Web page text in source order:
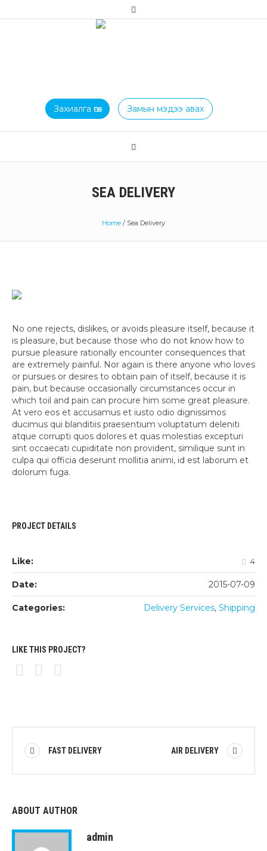
Захиалга өгөх Замын мэдээ авах
SEA DELIVERY
Home / Sea Delivery
No one rejects, dislikes, or avoids pleasure itself, because it
is pleasure, but because those who do not know how to
pursue pleasure rationally encounter consequences that
are extremely painful. Nor again is there anyone who loves
or pursues or desires to obtain pain of itself, because it is
pain, but because occasionally circumstances occur in
which toil and pain can procure him some great pleasure.
At vero eos et accusamus et iusto odio dignissimos
ducimus qui blanditiis praesentium voluptatum deleniti
atque corrupti quos dolores et quas molestias excepturi
sint occaecati cupiditate non provident, similique sunt in
culpa qui officia deserunt mollitia animi, id est laborum et
dolorum fuga.
PROJECT DETAILS
Like: 4
Date: 2015-07-09
Categories: Delivery Services, Shipping
LIKE THIS PROJECT?
FAST DELIVERY AIR DELIVERY
ABOUT AUTHOR
admin